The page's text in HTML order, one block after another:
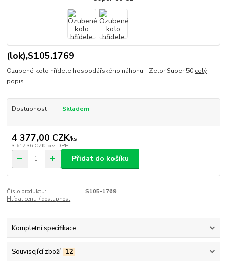
(lok),S105.1769
Ozubené kolo hřídele hospodářského náhonu - Zetor Super 50 celý
popis
Dostupnost Skladem
4 377,00 CZK/ks
3 617,36 CZK bez DPH
Přidat do košíku
Číslo produktu:
S105-1769
Hlídat cenu / dostupnost
Kompletní specifikace
Související zboží 12